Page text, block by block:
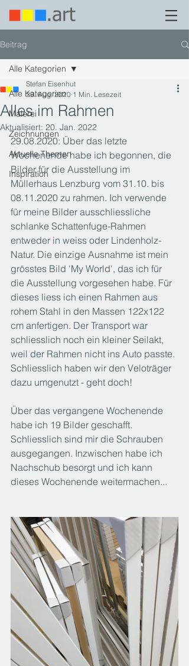
Beitrag
Alle Kategorien
Malerei
Zeichnungen
Aktuelle Themen
Inspiration
Alle Kategorien
Alles im Rahmen
Stefan Eisenhut
29. Aug. 2020 1 Min. Lesezeit
Aktualisiert: 20. Jan. 2022
29.08.2020: Über das letzte
Wochenende habe ich begonnen, die
Bilder für die Ausstellung im
Müllerhaus Lenzburg vom 31.10. bis
08.11.2020 zu rahmen. Ich verwende
für meine Bilder ausschliessliche
schlanke Schattenfuge-Rahmen
entweder in weiss oder Lindenholz-
Natur. Die einzige Ausnahme ist mein
grösstes Bild 'My World', das ich für
die Ausstellung vorgesehen habe. Für
dieses liess ich einen Rahmen aus
rohem Stahl in den Massen 122x122
cm anfertigen. Der Transport war
schliesslich noch ein kleiner Seilakt,
weil der Rahmen nicht ins Auto passte.
Schliesslich haben wir den Veloträger
dazu umgenutzt - geht doch!
Über das vergangene Wochenende
habe ich 19 Bilder geschafft.
Schliesslich sind mir die Schrauben
ausgegangen. Inzwischen habe ich
Nachschub besorgt und ich kann
dieses Wochenende weitermachen...